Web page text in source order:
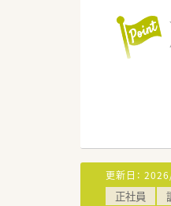
更新日：
正社員